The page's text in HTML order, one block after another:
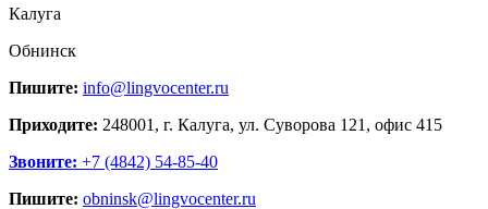
Калуга
Обнинск
Пишите: info@lingvocenter.ru
Приходите: 248001, г. Калуга, ул. Суворова 121, офис 415
Звоните: +7 (4842) 54-85-40
Пишите: obninsk@lingvocenter.ru